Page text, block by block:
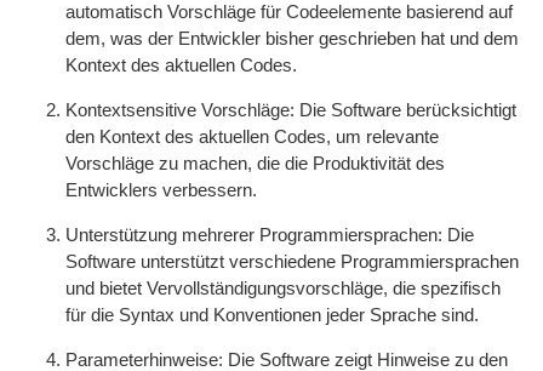
automatisch Vorschläge für Codeelemente basierend auf
dem, was der Entwickler bisher geschrieben hat und dem
Kontext des aktuellen Codes.
Kontextsensitive Vorschläge: Die Software berücksichtigt
den Kontext des aktuellen Codes, um relevante
Vorschläge zu machen, die die Produktivität des
Entwicklers verbessern.
Unterstützung mehrerer Programmiersprachen: Die
Software unterstützt verschiedene Programmiersprachen
und bietet Vervollständigungsvorschläge, die spezifisch
für die Syntax und Konventionen jeder Sprache sind.
Parameterhinweise: Die Software zeigt Hinweise zu den